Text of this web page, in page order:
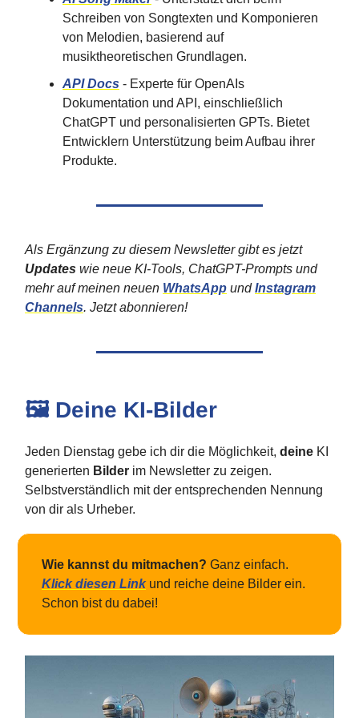
Schreiben von Songtexten und Komponieren
von Melodien, basierend auf
musiktheoretischen Grundlagen.
API Docs - Experte für OpenAIs
Dokumentation und API, einschließlich
ChatGPT und personalisierten GPTs. Bietet
Entwicklern Unterstützung beim Aufbau ihrer
Produkte.
Als Ergänzung zu diesem Newsletter gibt es jetzt
Updates wie neue KI-Tools, ChatGPT-Prompts und
mehr auf meinen neuen WhatsApp und Instagram
Channels. Jetzt abonnieren!
🖼️ Deine KI-Bilder
Jeden Dienstag gebe ich dir die Möglichkeit, deine KI
generierten Bilder im Newsletter zu zeigen.
Selbstverständlich mit der entsprechenden Nennung
von dir als Urheber.
Wie kannst du mitmachen? Ganz einfach.
Klick diesen Linkund reiche deine Bilder ein.
Schon bist du dabei!